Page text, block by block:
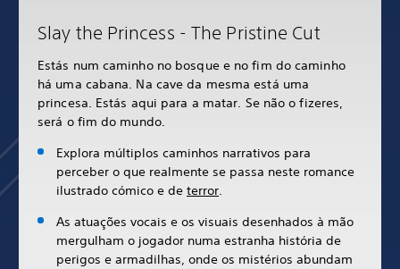
Slay the Princess - The Pristine Cut
Estás num caminho no bosque e no fim do caminho
há uma cabana. Na cave da mesma está uma
princesa. Estás aqui para a matar. Se não o fizeres,
será o fim do mundo.
Explora múltiplos caminhos narrativos para
perceber o que realmente se passa neste romance
ilustrado cómico e de terror.
As atuações vocais e os visuais desenhados à mão
mergulham o jogador numa estranha história de
perigos e armadilhas, onde os mistérios abundam